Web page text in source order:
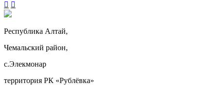
 
Республика Алтай,
Чемальский район,
с.Элекмонар
территория РК «Рублёвка»